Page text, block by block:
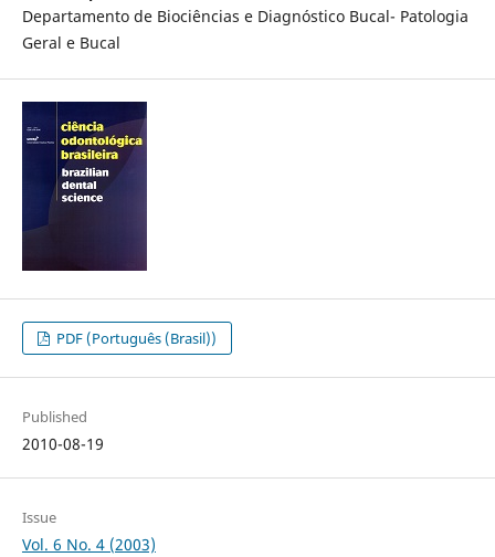
Departamento de Biociências e Diagnóstico Bucal- Patologia
Geral e Bucal
PDF (Português (Brasil))
Published
2010-08-19
Issue
Vol. 6 No. 4 (2003)